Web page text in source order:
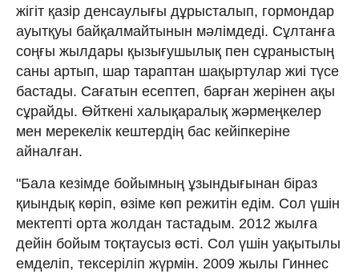
жігіт қазір денсаулығы дұрысталып, гормондар
ауытқуы байқалмайтынын мәлімдеді. Сұлтанға
соңғы жылдары қызығушылық пен сұраныстың
саны артып, шар тараптан шақыртулар жиі түсе
бастады. Сағатын есептеп, барған жерінен ақы
сұрайды. Өйткені халықаралық жәрмеңкелер
мен мерекелік кештердің бас кейіпкеріне
айналған.
"Бала кезімде бойымның ұзындығынан біраз
қиындық көріп, өзіме көп режитін едім. Сол үшін
мектепті орта жолдан тастадым. 2012 жылға
дейін бойым тоқтаусыз өсті. Сол үшін уақытылы
емделіп, тексеріліп жүрмін. 2009 жылы Гиннес